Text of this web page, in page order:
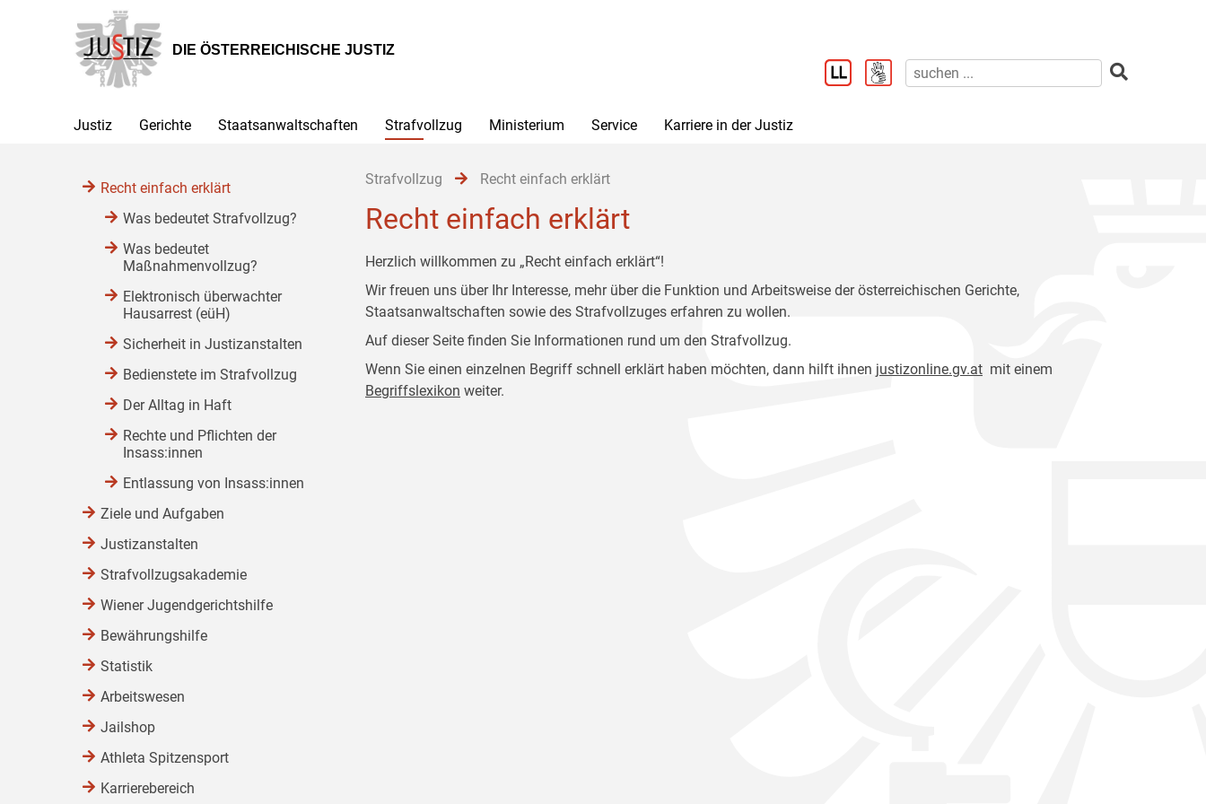
Hauptnavigation
[1]
Inhalt
[2]
Untermenü
[3]
DIE ÖSTERREICHISCHE JUSTIZ
Justiz Gerichte Staatsanwaltschaften Strafvollzug Ministerium Service Karriere in der Justiz
Strafvollzug Recht einfach erklärt
Recht einfach erklärt
Herzlich willkommen zu „Recht einfach erklärt“!
Wir freuen uns über Ihr Interesse, mehr über die Funktion und Arbeitsweise der österreichischen Gerichte,
Staatsanwaltschaften sowie des Strafvollzuges erfahren zu wollen.
Auf dieser Seite finden Sie Informationen rund um den Strafvollzug.
Wenn Sie einen einzelnen Begriff schnell erklärt haben möchten, dann hilft ihnen justizonline.gv.at mit einem
Begriffslexikon weiter.
Recht einfach erklärt
Was bedeutet Strafvollzug?
Was bedeutet
Maßnahmenvollzug?
Elektronisch überwachter
Hausarrest (eüH)
Sicherheit in Justizanstalten
Bedienstete im Strafvollzug
Der Alltag in Haft
Rechte und Pflichten der
Insass:innen
Entlassung von Insass:innen
Ziele und Aufgaben
Justizanstalten
Strafvollzugsakademie
Wiener Jugendgerichtshilfe
Bewährungshilfe
Statistik
Arbeitswesen
Jailshop
Athleta Spitzensport
Karrierebereich